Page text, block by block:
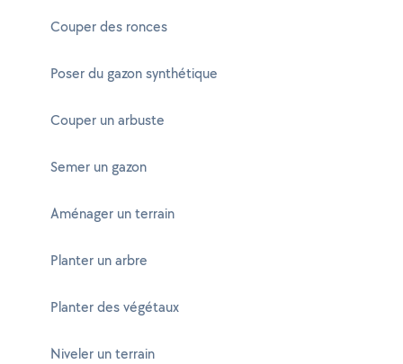
Couper des ronces
Poser du gazon synthétique
Couper un arbuste
Semer un gazon
Aménager un terrain
Planter un arbre
Planter des végétaux
Niveler un terrain